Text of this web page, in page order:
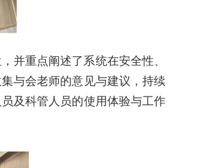
并重点阐述了系统在安全性、
与会老师的意见与建议，持续
及科管人员的使用体验与工作